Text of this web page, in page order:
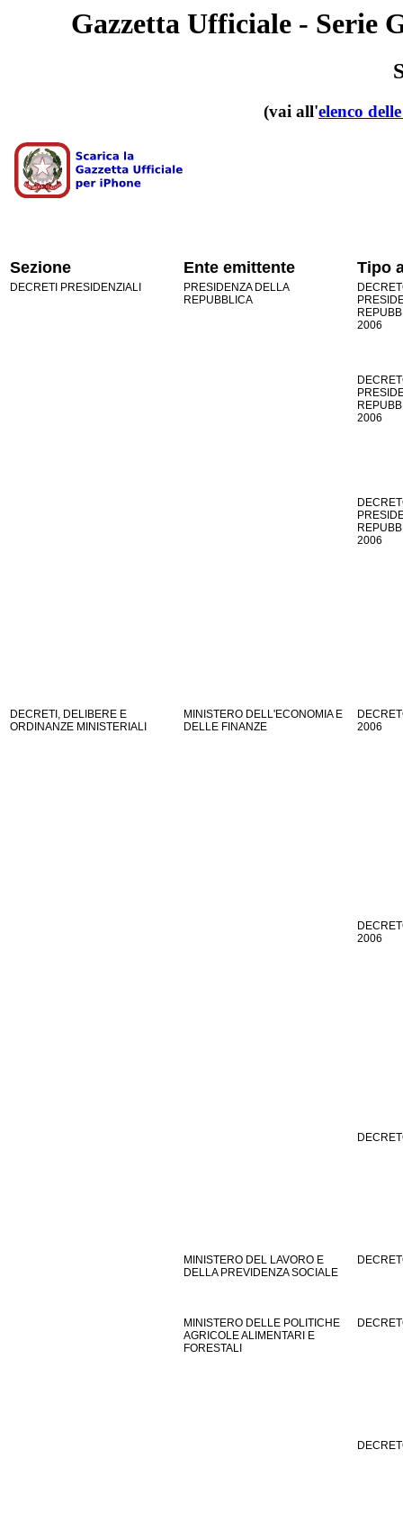
Gazzetta Ufficiale - Serie
(vai all'elenco
Sezione Ente emittente Tipo
DECRETI PRESIDENZIALI
PRESIDENZA DELLA
REPUBBLICA
2006
2006
2006
DECRETI, DELIBERE E
ORDINANZE MINISTERIALI
MINISTERO DELL'ECONOMIA E
DELLE FINANZE
2006
2006
MINISTERO DEL LAVORO E
DELLA PREVIDENZA SOCIALE
MINISTERO DELLE POLITICHE
AGRICOLE ALIMENTARI E
FORESTALI